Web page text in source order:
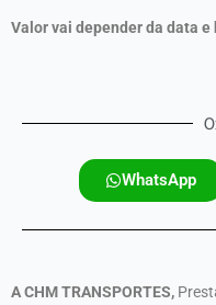
Valor vai depender da data e
WhatsApp
A CHM TRANSPORTES,